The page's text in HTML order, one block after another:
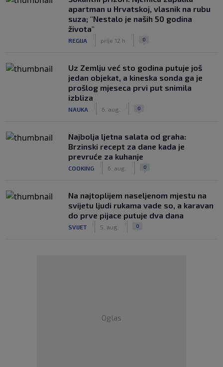
apartman u Hrvatskoj, vlasnik na rubu
suza; "Nestalo je naših 50 godina
života"
REGIJA prije 12 h 0
Uz Zemlju već sto godina putuje još
jedan objekat, a kineska sonda ga je
prošlog mjeseca prvi put snimila
izbliza
NAUKA 6. aug. 0
Najbolja ljetna salata od graha:
Brzinski recept za dane kada je
prevruće za kuhanje
COOKING 6. aug. 0
Na najtoplijem naseljenom mjestu na
svijetu ljudi rukama vade so, a karavan
do prve pijace putuje dva dana
SVIJET 5. aug. 0
Oglas